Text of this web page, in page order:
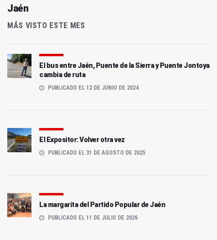
Jaén
MÁS VISTO ESTE MES
El bus entre Jaén, Puente de la Sierra y Puente Jontoya
cambia de ruta
PUBLICADO EL 12 DE JUNIO DE 2024
El Expositor: Volver otra vez
PUBLICADO EL 31 DE AGOSTO DE 2025
La margarita del Partido Popular de Jaén
PUBLICADO EL 11 DE JULIO DE 2026